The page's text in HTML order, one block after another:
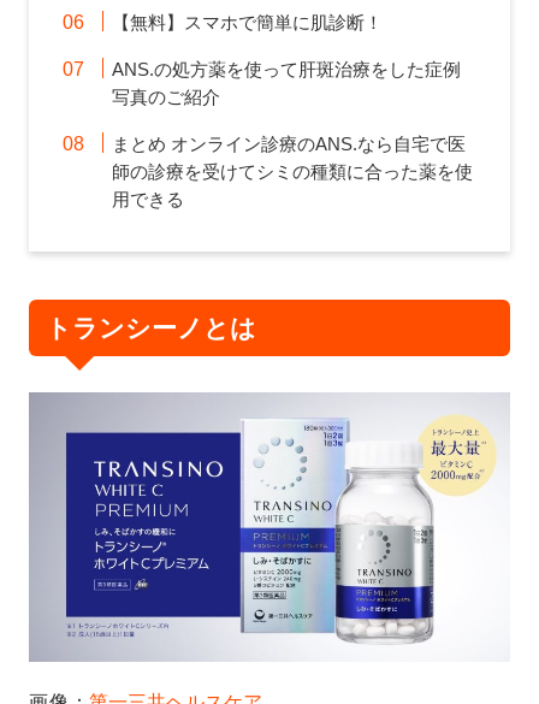
【無料】スマホで簡単に肌診断！
ANS.の処方薬を使って肝斑治療をした症例
写真のご紹介
まとめ オンライン診療のANS.なら自宅で医
師の診療を受けてシミの種類に合った薬を使
用できる
トランシーノとは